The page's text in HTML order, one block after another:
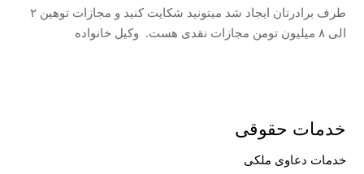
طرف برادرتان ایجاد شد میتونید شکایت کنید و مجازات توهین ۲
الی ۸ میلیون تومن مجازات نقدی هست. وکیل خانواده
خدمات حقوقی
خدمات دعاوی ملکی